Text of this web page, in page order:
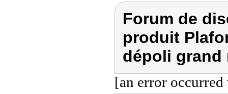
Forum de
produit
dépoli grand
[an error